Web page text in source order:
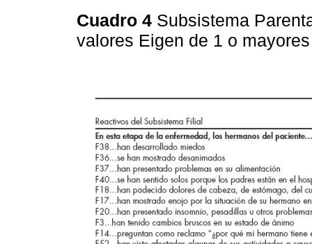
Cuadro 4 Subsistema
valores Eigen de 1 o